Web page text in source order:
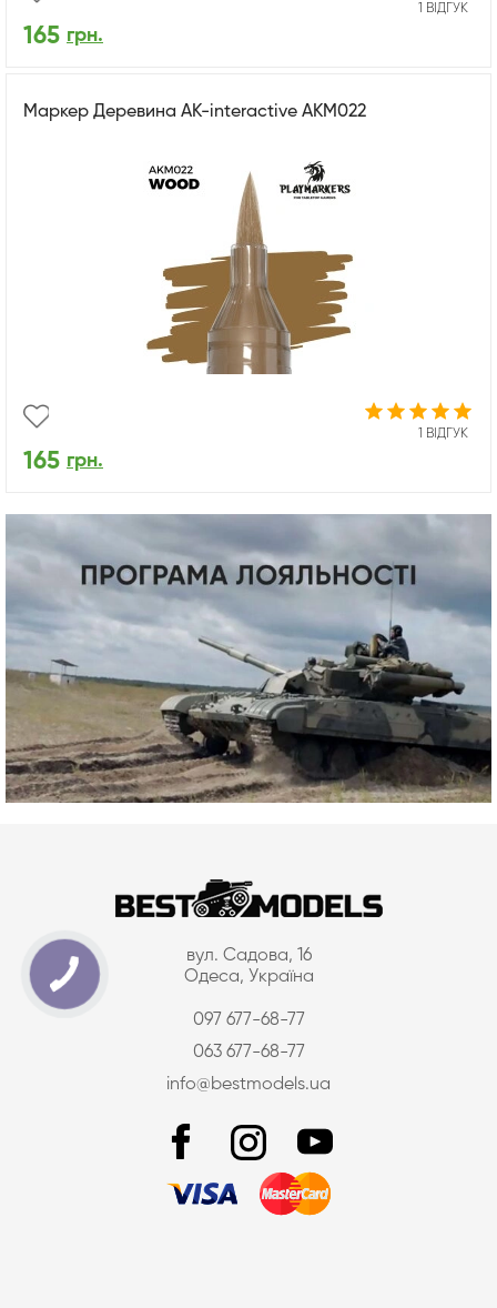
1 ВІДГУК
165 грн.
Маркер Деревина AK-interactive AKM022
1 ВІДГУК
165 грн.
вул. Садова, 16
Одеса, Україна
097 677-68-77
063 677-68-77
info@bestmodels.ua